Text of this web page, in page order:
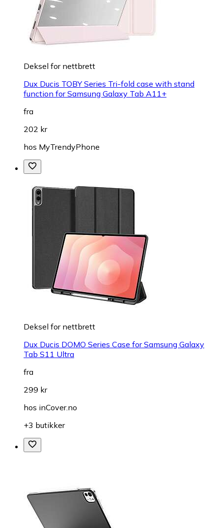
Deksel for nettbrett
Dux Ducis TOBY Series Tri-fold case with stand
function for Samsung Galaxy Tab A11+
fra
202 kr
hos MyTrendyPhone
Deksel for nettbrett
Dux Ducis DOMO Series Case for Samsung Galaxy
Tab S11 Ultra
fra
299 kr
hos inCover.no
+3 butikker